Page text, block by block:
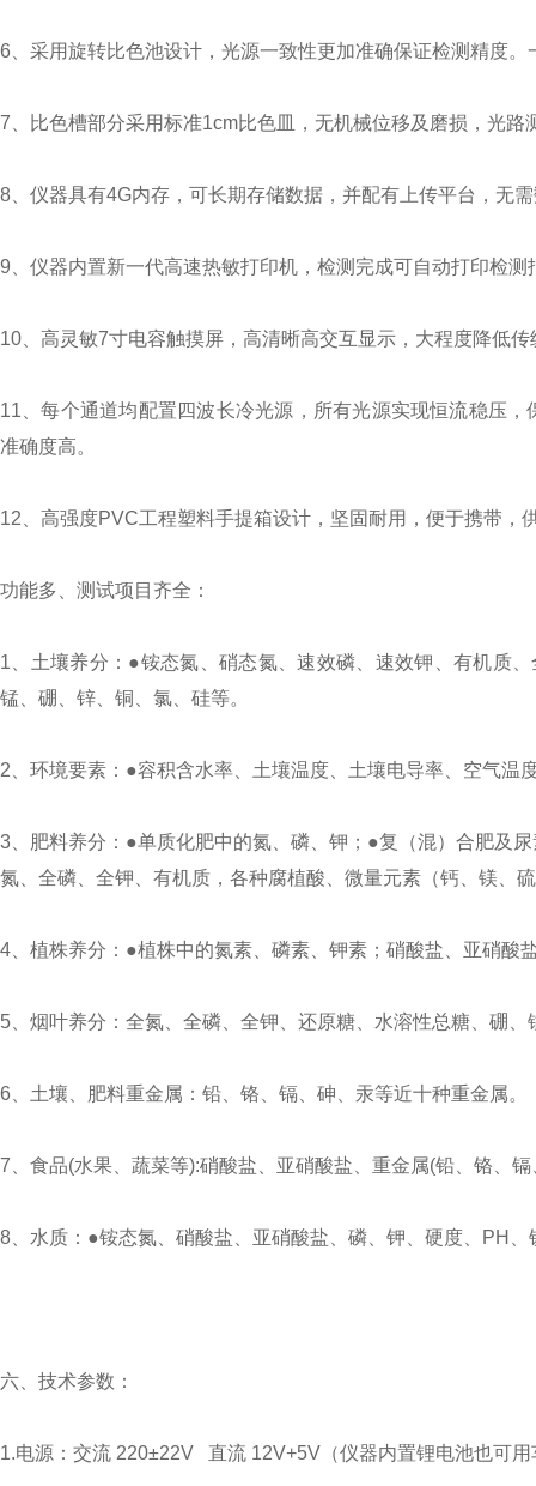
6、采用旋转比色池设计，光源一致性更加准确保证检测精度
7、比色槽部分采用标准1cm比色皿，无机械位移及磨损，光
8、仪器具有4G内存，可长期存储数据，并配有上传平台，无
9、仪器内置新一代高速热敏打印机，检测完成可自动打印检测
10、高灵敏7寸电容触摸屏，高清晰高交互显示，大程度降低
11、每个通道均配置四波长冷光源，所有光源实现恒流稳压
准确度高。
12、高强度PVC工程塑料手提箱设计，坚固耐用，便于携带
功能多、测试项目齐全：
1、土壤养分：●铵态氮、硝态氮、速效磷、速效钾、有机质
锰、硼、锌、铜、氯、硅等。
2、环境要素：●容积含水率、土壤温度、土壤电导率、空气温
3、肥料养分：●单质化肥中的氮、磷、钾；●复（混）合肥及
氮、全磷、全钾、有机质，各种腐植酸、微量元素（钙、镁、
4、植株养分：●植株中的氮素、磷素、钾素；硝酸盐、亚硝酸
5、烟叶养分：全氮、全磷、全钾、还原糖、水溶性总糖、硼
6、土壤、肥料重金属：铅、铬、镉、砷、汞等近十种重金属。
7、食品(水果、蔬菜等):硝酸盐、亚硝酸盐、重金属(铅、铬、
8、水质：●铵态氮、硝酸盐、亚硝酸盐、磷、钾、硬度、PH
六、技术参数：
1.电源：交流 220±22V 直流 12V+5V（仪器内置锂电池也可用